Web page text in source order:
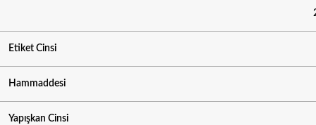
Etiket Cinsi
Hammaddesi
Yapışkan Cinsi